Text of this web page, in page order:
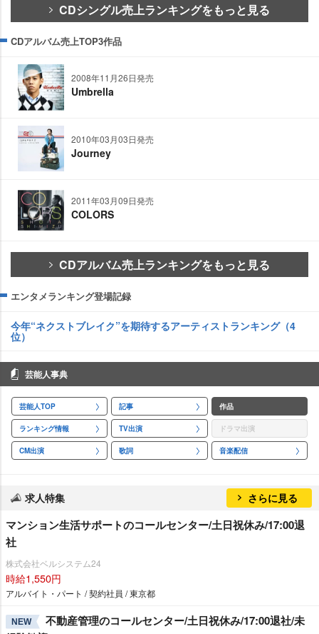
CDシングル売上ランキングをもっと見る
CDアルバム売上TOP3作品
2008年11月26日発売
Umbrella
2010年03月03日発売
Journey
2011年03月09日発売
COLORS
CDアルバム売上ランキングをもっと見る
エンタメランキング登場記録
今年“ネクストブレイク”を期待するアーティストランキング（4
位）
芸能人事典
芸能人TOP 記事 作品
ランキング情報 TV出演 ドラマ出演
CM出演 歌詞 音楽配信
求人特集 さらに見る
マンション生活サポートのコールセンター/土日祝休み/17:00退
社
株式会社ベルシステム24
時給1,550円
アルバイト・パート / 契約社員 / 東京都
NEW
不動産管理のコールセンター/土日祝休み/17:00退社/未